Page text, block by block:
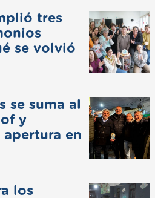
tres
se volvió
se suma al
y
en
los